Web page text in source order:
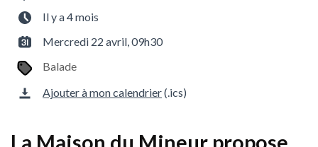
Il y a 4 mois
Mercredi 22 avril, 09h30
Balade
Ajouter à mon calendrier(.ics)
La Maison du Mineur propose